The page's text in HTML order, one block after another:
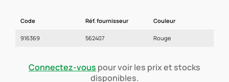
Code Réf. fournisseur Couleur
916369 562407 Rouge
Connectez-vous pour voir les prix et stocks
disponibles.